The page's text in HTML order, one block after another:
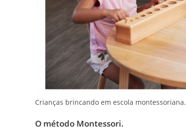
Crianças brincando em escola montessoriana.
O método Montessori.